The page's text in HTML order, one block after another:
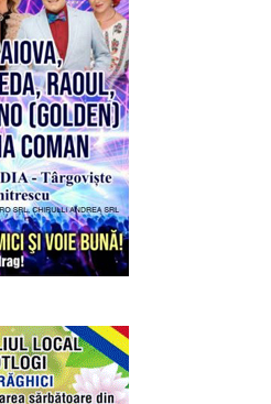
iar legătura cu DN61
rotativă.